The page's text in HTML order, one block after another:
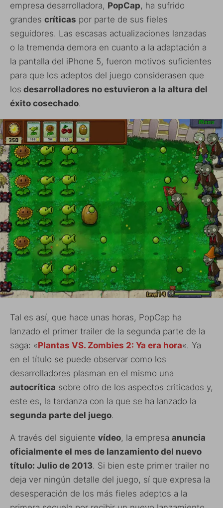
empresa desarrolladora, PopCap, ha sufrido
grandes críticas por parte de sus fieles
seguidores. Las escasas actualizaciones lanzadas
o la tremenda demora en cuanto a la adaptación a
la pantalla del iPhone 5, fueron motivos suficientes
para que los adeptos del juego considerasen que
los desarrolladores no estuvieron a la altura del
éxito cosechado.
Tal es así, que hace unas horas, PopCap ha
lanzado el primer trailer de la segunda parte de la
saga: «Plantas VS. Zombies 2: Ya era hora«. Ya
en el título se puede observar como los
desarrolladores plasman en el mismo una
autocrítica sobre otro de los aspectos criticados y,
este es, la tardanza con la que se ha lanzado la
segunda parte del juego.
A través del siguiente vídeo, la empresa anuncia
oficialmente el mes de lanzamiento del nuevo
título: Julio de 2013. Si bien este primer trailer no
deja ver ningún detalle del juego, sí que expresa la
desesperación de los más fieles adeptos a la